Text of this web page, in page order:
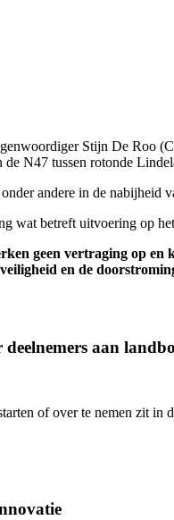
Stijn De Roo
N47 tussen rotonde
andere in de nabijheid
wat betreft uitvoering op
geen vertraging op
en de
aan
of over te nemen zit